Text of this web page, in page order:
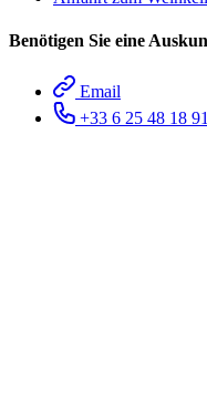
Benötigen Sie eine
Email
+33 6 25 48 18 91